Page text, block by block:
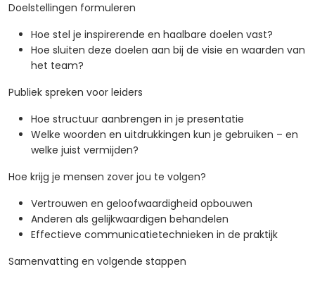
Doelstellingen formuleren
Hoe stel je inspirerende en haalbare doelen vast?
Hoe sluiten deze doelen aan bij de visie en waarden van
het team?
Publiek spreken voor leiders
Hoe structuur aanbrengen in je presentatie
Welke woorden en uitdrukkingen kun je gebruiken – en
welke juist vermijden?
Hoe krijg je mensen zover jou te volgen?
Vertrouwen en geloofwaardigheid opbouwen
Anderen als gelijkwaardigen behandelen
Effectieve communicatietechnieken in de praktijk
Samenvatting en volgende stappen